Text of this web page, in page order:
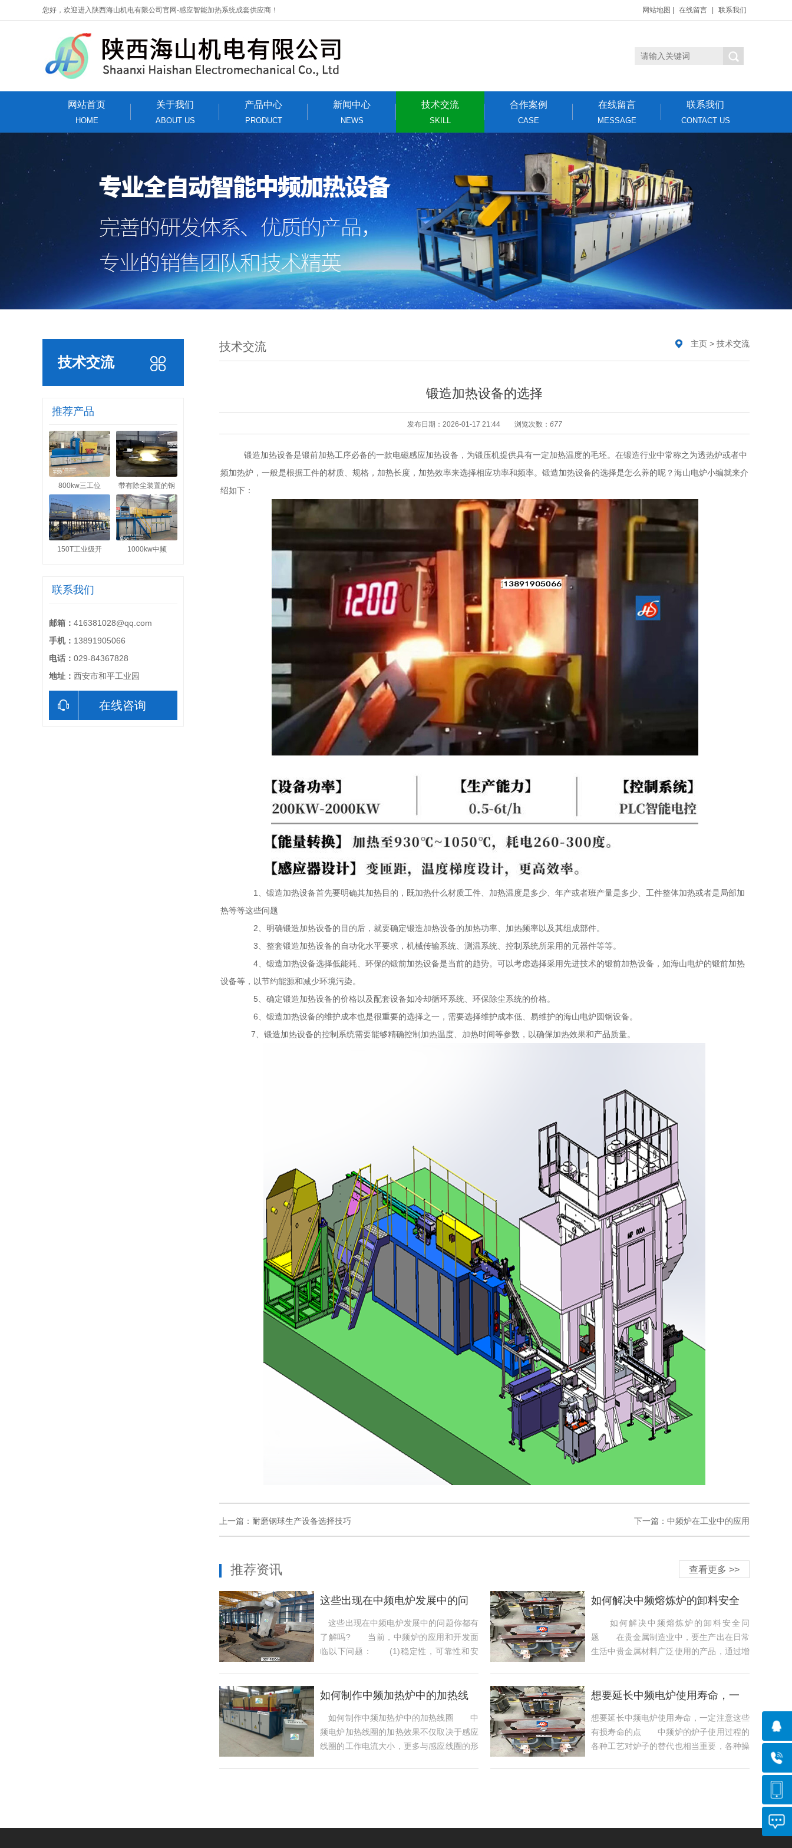
您好，欢迎进入陕西海山机电有限公司官网-感应智能加热系统成套供应商！ 网站地图 在线留言 联系我们
网站首页
HOME
关于我们
ABOUT US
产品中心
PRODUCT
新闻中心
NEWS
技术交流
SKILL
合作案例
CASE
在线留言
MESSAGE
联系我们
CONTACT US
技术交流
推荐产品
800kw三工位 带有除尘装置的钢
150T工业级开 1000kw中频
联系我们
邮箱： 416381028@qq.com
手机： 13891905066
电话： 029-84367828
地址： 西安市和平工业园
在线咨询
主页 > 技术交流
技术交流
锻造加热设备的选择
发布日期：2026-01-17 21:44 浏览次数： 677
锻造加热设备是锻前加热工序必备的一款电磁感应加热设备，为锻压机提供具有一定加热温度的毛坯。在锻造行业中常称之为透热炉或者中
频加热炉，一般是根据工件的材质、规格，加热长度，加热效率来选择相应功率和频率。锻造加热设备的选择是怎么养的呢？海山电炉小编就来介
绍如下：
1、锻造加热设备首先要明确其加热目的，既加热什么材质工件、加热温度是多少、年产或者班产量是多少、工件整体加热或者是局部加
热等等这些问题
2、明确锻造加热设备的目的后，就要确定锻造加热设备的加热功率、加热频率以及其组成部件。
3、整套锻造加热设备的自动化水平要求，机械传输系统、测温系统、控制系统所采用的元器件等等。
4、锻造加热设备‍选择低能耗、环保的锻前加热设备‍是当前的趋势。可以考虑选择采用先进技术的锻前加热设备‍，如海山电炉的锻前加热
设备等，以节约能源和减少环境污染。
5、确定锻造加热设备的价格以及配套设备如冷却循环系统、环保除尘系统的价格。
6、锻造加热设备的维护成本也是很重要的选择之一，需要选择维护成本低、易维护的海山电炉圆钢设备。
7、锻造加热设备的控制系统需要能够精确控制加热温度、加热时间等参数，以确保加热效果和产品质量。
上一篇：耐磨钢球生产设备选择技巧 下一篇：中频炉在工业中的应用
查看更多 >>
推荐资讯
这些出现在中频电炉发展中的问
题你都有了解
这些出现在中频电炉发展中的问题你都有
了解吗? 当前，中频炉的应用和开发面
临以下问题： (1)稳定性，可靠性和安
如何解决中频熔炼炉的卸料安全
问题
如何解决中频熔炼炉的卸料安全问
题 在贵金属制造业中，要生产出在日常
生活中贵金属材料广泛使用的产品，通过增
如何制作中频加热炉中的加热线
圈
如何制作中频加热炉中的加热线圈 中
频电炉加热线圈的加热效果不仅取决于感应
线圈的工作电流大小，更多与感应线圈的形
想要延长中频电炉使用寿命，一
定注意这些有
想要延长中频电炉使用寿命，一定注意这些
有损寿命的点 中频炉的炉子使用过程的
各种工艺对炉子的替代也相当重要，各种操